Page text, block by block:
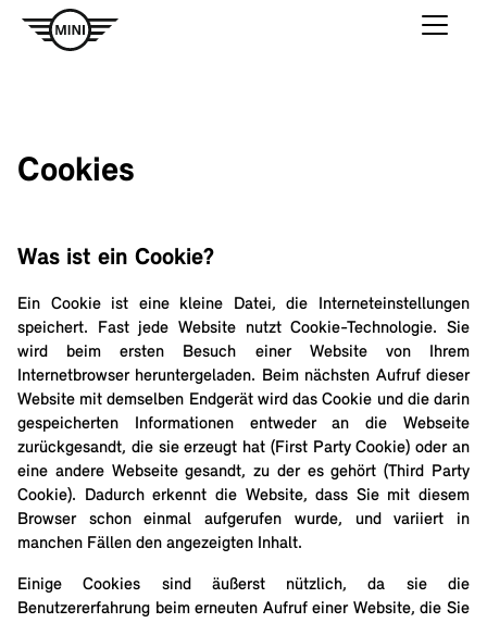
Cookies
Was ist ein Cookie?
Ein Cookie ist eine kleine Datei, die Interneteinstellungen
speichert. Fast jede Website nutzt Cookie-Technologie. Sie
wird beim ersten Besuch einer Website von Ihrem
Internetbrowser heruntergeladen. Beim nächsten Aufruf dieser
Website mit demselben Endgerät wird das Cookie und die darin
gespeicherten Informationen entweder an die Webseite
zurückgesandt, die sie erzeugt hat (First Party Cookie) oder an
eine andere Webseite gesandt, zu der es gehört (Third Party
Cookie). Dadurch erkennt die Website, dass Sie mit diesem
Browser schon einmal aufgerufen wurde, und variiert in
manchen Fällen den angezeigten Inhalt.
Einige Cookies sind äußerst nützlich, da sie die
Benutzererfahrung beim erneuten Aufruf einer Website, die Sie